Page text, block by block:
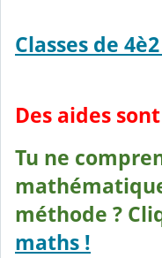
Classes de
Des aides
Tu ne
méthode ?
maths !